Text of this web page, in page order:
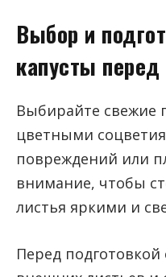
Выбор и
капусты
Выбирайте свежие
цветными
повреждений или
внимание, чтобы
листья яркими и
Перед подготовкой